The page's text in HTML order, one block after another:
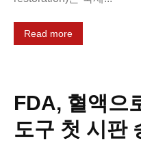
Read more
FDA, 혈액으
도구 첫 시판